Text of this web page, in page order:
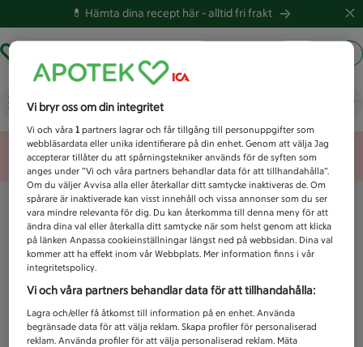
💊 Hämta dina recept här -alltid fri frakt
Vad letar du efter idag?
Unknown error
Vi bryr oss om din integritet
Vi och våra1 partners lagrar och får tillgång till personuppgifter som
webbläsardata eller unika identifierare på din enhet. Genom att välja Jag
accepterar tillåter du att spårningstekniker används för de syften som
anges under ”Vi och våra partners behandlar data för att tillhandahålla”.
Om du väljer Avvisa alla eller återkallar ditt samtycke inaktiveras de. Om
spårare är inaktiverade kan visst innehåll och vissa annonser som du ser
vara mindre relevanta för dig. Du kan återkomma till denna meny för att
ändra dina val eller återkalla ditt samtycke när som helst genom att klicka
på länken Anpassa cookieinställningar längst ned på webbsidan. Dina val
kommer att ha effekt inom vår Webbplats. Mer information finns i vår
integritetspolicy.
Vi och våra partners behandlar data för att tillhandahålla:
Lagra och/eller få åtkomst till information på en enhet. Använda
begränsade data för att välja reklam. Skapa profiler för personaliserad
reklam. Använda profiler för att välja personaliserad reklam. Mäta